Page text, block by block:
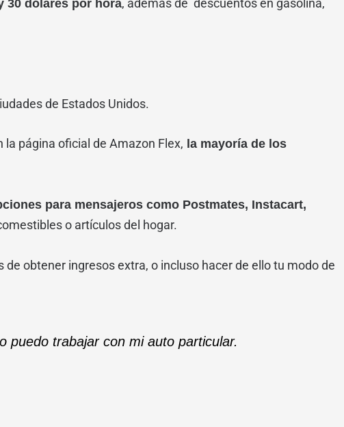
30 dólares por hora, además de descuentos en gasolina,
de Estados Unidos.
página oficial de Amazon Flex, la mayoría de los
para mensajeros como Postmates, Instacart,
o artículos del hogar.
obtener ingresos extra, o incluso hacer de ello tu modo de
puedo trabajar con mi auto particular.